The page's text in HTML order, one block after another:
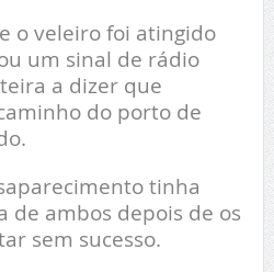
o veleiro foi atingido
um sinal de rádio
a dizer que
do porto de
tinha
de ambos depois de os
sem sucesso.